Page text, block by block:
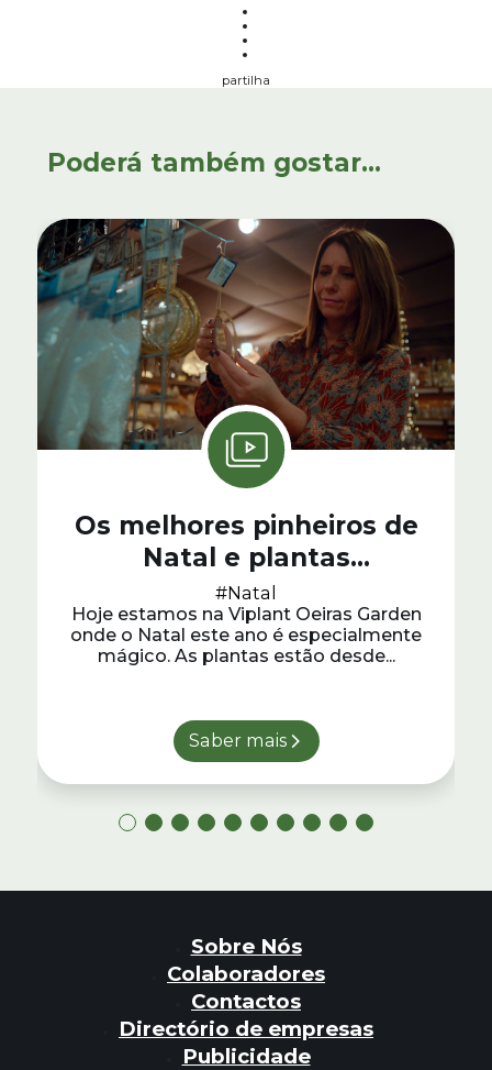
partilha
Poderá também gostar...
Os melhores pinheiros de
Natal e plantas
ornamentais da Viplant
#Natal
Hoje estamos na Viplant Oeiras Garden
onde o Natal este ano é especialmente
mágico. As plantas estão desde...
Saber mais
Sobre Nós
Colaboradores
Contactos
Directório de empresas
Publicidade